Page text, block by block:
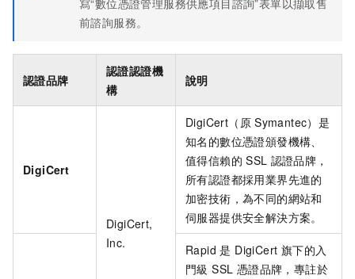
寫“數位憑證管理服務供應項目諮詢”表單以擷取售
前諮詢服務。
認證品牌
認證認證機
構
說明
DigiCert
DigiCert,
Inc.
DigiCert（原 Symantec）是
知名的數位憑證頒發機構、
值得信賴的 SSL 認證品牌，
所有認證都採用業界先進的
加密技術，為不同的網站和
伺服器提供安全解決方案。
Rapid 是 DigiCert 旗下的入
門級 SSL 憑證品牌，專註於